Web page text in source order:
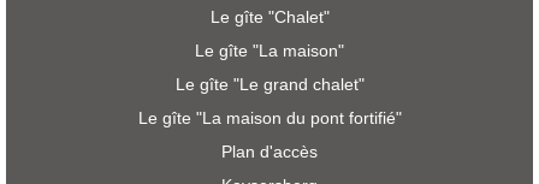
Le gîte "Chalet"
Le gîte "La maison"
Le gîte "Le grand chalet"
Le gîte "La maison du pont fortifié"
Plan d'accès